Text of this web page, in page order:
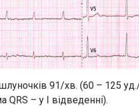
91/хв. (60 – 125
QRS – у I відведенні).